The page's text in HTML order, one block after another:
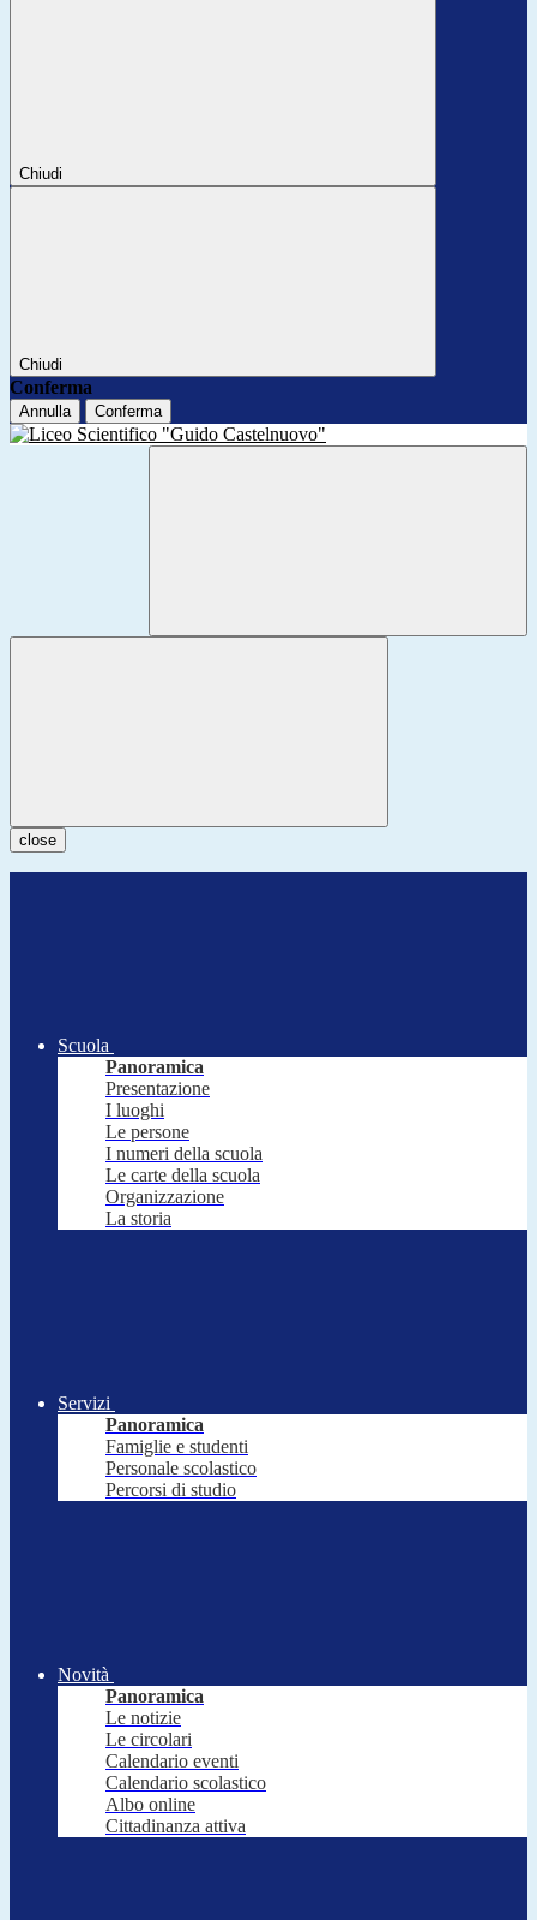
Chiudi
Chiudi
Conferma
Annulla Conferma
close
Scuola
Panoramica
Presentazione
I luoghi
Le persone
I numeri della scuola
Le carte della scuola
Organizzazione
La storia
Servizi
Panoramica
Famiglie e studenti
Personale scolastico
Percorsi di studio
Novità
Panoramica
Le notizie
Le circolari
Calendario eventi
Calendario scolastico
Albo online
Cittadinanza attiva